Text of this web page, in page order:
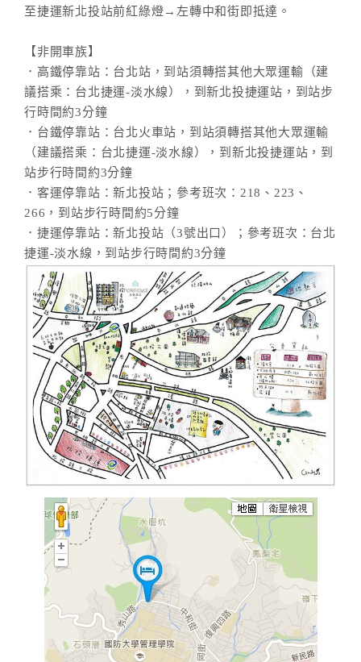
至捷運新北投站前紅綠燈→左轉中和街即抵達。
【非開車族】
．高鐵停靠站：台北站，到站須轉搭其他大眾運輸（建
議搭乘：台北捷運-淡水線），到新北投捷運站，到站步
行時間約3分鐘
．台鐵停靠站：台北火車站，到站須轉搭其他大眾運輸
（建議搭乘：台北捷運-淡水線），到新北投捷運站，到
站步行時間約3分鐘
．客運停靠站：新北投站；參考班次：218、223、
266，到站步行時間約5分鐘
．捷運停靠站：新北投站（3號出口）；參考班次：台北
捷運-淡水線，到站步行時間約3分鐘